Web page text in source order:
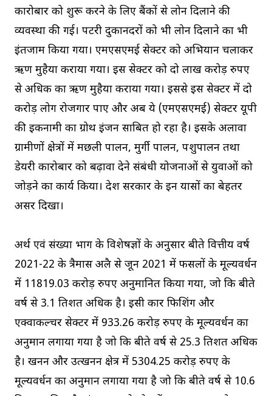
कारोबार को शुरू करने के लिए बैंकों से लोन दिलाने की
व्यवस्था की गई। पटरी दुकानदरों को भी लोन दिलाने का भी
इंतजाम किया गया। एमएसएमई सेक्टर को अभियान चलाकर
ऋण मुहैया कराया गया। इस सेक्टर को दो लाख करोड़ रुपए
से अधिक का ऋण मुहैया कराया गया। इससे इस सेक्टर में दो
करोड़ लोग रोजगार पाए और अब ये (एमएसएमई) सेक्टर यूपी
की इकनामी का ग्रोथ इंजन साबित हो रहा है। इसके अलावा
ग्रामीणों क्षेत्रों में मछली पालन, मुर्गी पालन, पशुपालन तथा
डेयरी कारोबार को बढ़ावा देने संबंधी योजनाओं से युवाओं को
जोड़ने का कार्य किया। प्रदेश सरकार के इन प्रयासों का बेहतर
असर दिखा।
अर्थ एवं संख्या प्रभाग के विशेषज्ञों के अनुसार बीते वित्तीय वर्ष
2021-22 के त्रैमास अप्रैल से जून 2021 में फसलों के मूल्यवर्धन
में 11819.03 करोड़ रुपए अनुमानित किया गया, जो कि बीते
वर्ष से 3.1 प्रतिशत अधिक है। इसी प्रकार फिशिंग और
एक्वाकल्चर सेक्टर में 933.26 करोड़ रुपए के मूल्यवर्धन का
अनुमान लगाया गया है जो कि बीते वर्ष से 25.3 प्रतिशत अधिक
है। खनन और उत्खनन क्षेत्र में 5304.25 करोड़ रुपए के
मूल्यवर्धन का अनुमान लगाया गया है जो कि बीते वर्ष से 10.6